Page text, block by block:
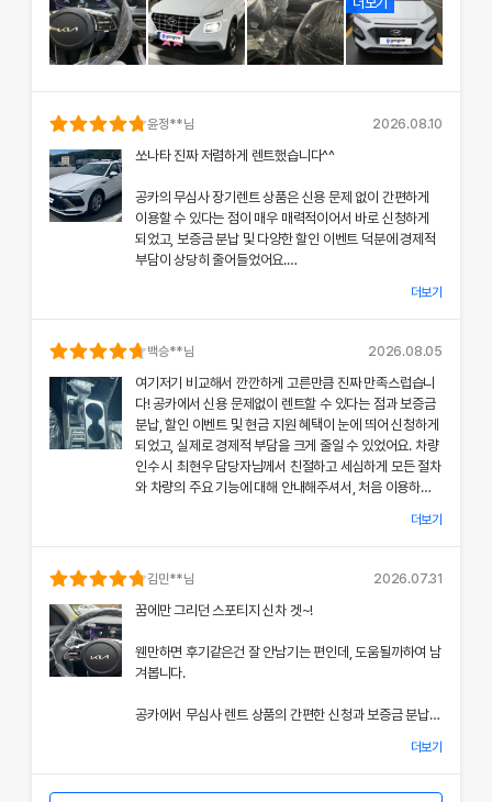
윤정**님 2026.08.10
쏘나타 진짜 저렴하게 렌트했습니다^^
공카의 무심사 장기렌트 상품은 신용 문제 없이 간편하게
이용할 수 있다는 점이 매우 매력적이어서 바로 신청하게
되었고, 보증금 분납 및 다양한 할인 이벤트 덕분에 경제적
부담이 상당히 줄어들었어요.
차량 인수 시 장민혁 담당자님께서 친절하고 꼼꼼하게 신차
의 상태와 각종 기능에 대해 설명해주셔서, 처음 이용하는
분들도 부담 없이 서비스를 체험할 수 있었어요.
공카의 본부 직거래 시스템으로 중간 마진 없이 합리적인
렌트료를 제공받았고, 즉시 출고되는 신차 덕분에 긴급 상
황에서도 차질 없이 차량을 이용할 수 있었던 점이 특히 인
상 깊었어요.
쏘나타의 세련된 디자인과 최신 편의 기능, 그리고 안전 장
치에 대한 세심한 관리가 직접 눈으로 확인되면서 전체적인
다시 이용하고 싶은 강력한 동기가 되었어요.
돋보여 제게 잊지 못할 기억으로 남았으며, 이 만족스러운
더보기
백승**님 2026.08.05
여기저기 비교해서 깐깐하게 고른만큼 진짜 만족스럽습니
다! 공카에서 신용 문제없이 렌트할 수 있다는 점과 보증금
분납, 할인 이벤트 및 현금 지원 혜택이 눈에 띄어 신청하게
되었고, 실제로 경제적 부담을 크게 줄일 수 있었어요. 차량
인수 시 최현우 담당자님께서 친절하고 세심하게 모든 절차
와 차량의 주요 기능에 대해 안내해주셔서, 처음 이용하는
공카의 본부 직거래 시스템 덕분에 렌트료가 매우 합리적으
로 책정되었고, 필요할 때마다 즉시 출고되는 신차 시스템
은 제 일정에 맞춰 안정적으로 차량을 이용할 수 있도록 도
와주었어요.
쏘나타의 우아한 디자인과 최신 편의 기능, 그리고 안전장
치에 대한 상세한 설명은 제 기대 이상이었으며, 전 과정에
어요.
도 공카를 우선적으로 이용하게 만들 정도로 만족스러웠으
더보기
김민**님 2026.07.31
꿈에만 그리던 스포티지 신차 겟~!
웬만하면 후기같은건 잘 안남기는 편인데, 도움될까하여 남
겨봅니다.
공카에서 무심사 렌트 상품의 간편한 신청과 보증금 분납,
차량 인수 시 이준호 담당자님께서 따뜻하면서도 세심하게
더보기
'(주)공카'는 (이하 '회사'는) 고객님의 개인정보를 중요시하며, "정보
통신망 이용촉진 및 정보보호"에 관한 법률을 준수하고 있습니다.
회사는 개인정보처리방침을 통하여 고객님께서 제공하시는 개인정보
가 어떠한 용도와 방식으로 이용되고 있으며, 개인정보보호를 위해 어
떠한 조치가 취해지고 있는지 알려드립니다.
회사는 개인정보처리방침을 개정하는 경우 웹사이트 공지사항(또는